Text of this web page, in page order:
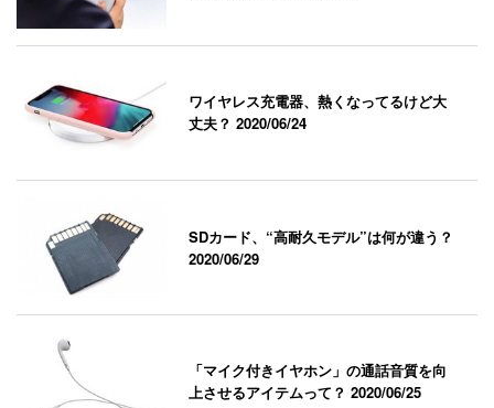
ワイヤレス充電器、熱くなってるけど大
丈夫？2020/06/24
SDカード、“高耐久モデル”は何が違う？
2020/06/29
「マイク付きイヤホン」の通話音質を向
上させるアイテムって？2020/06/25